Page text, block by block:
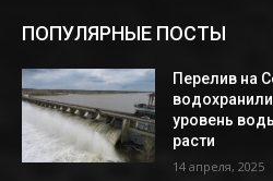
ПОПУЛЯРНЫЕ ПОСТЫ
Перелив на
уровень
расти
14 апреля, 2025